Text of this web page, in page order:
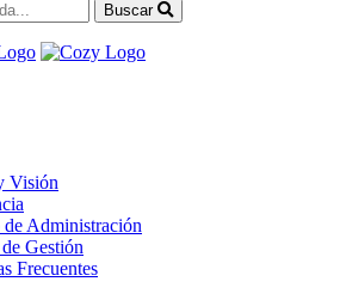
Buscar
Visión
de Administración
Gestión
Frecuentes